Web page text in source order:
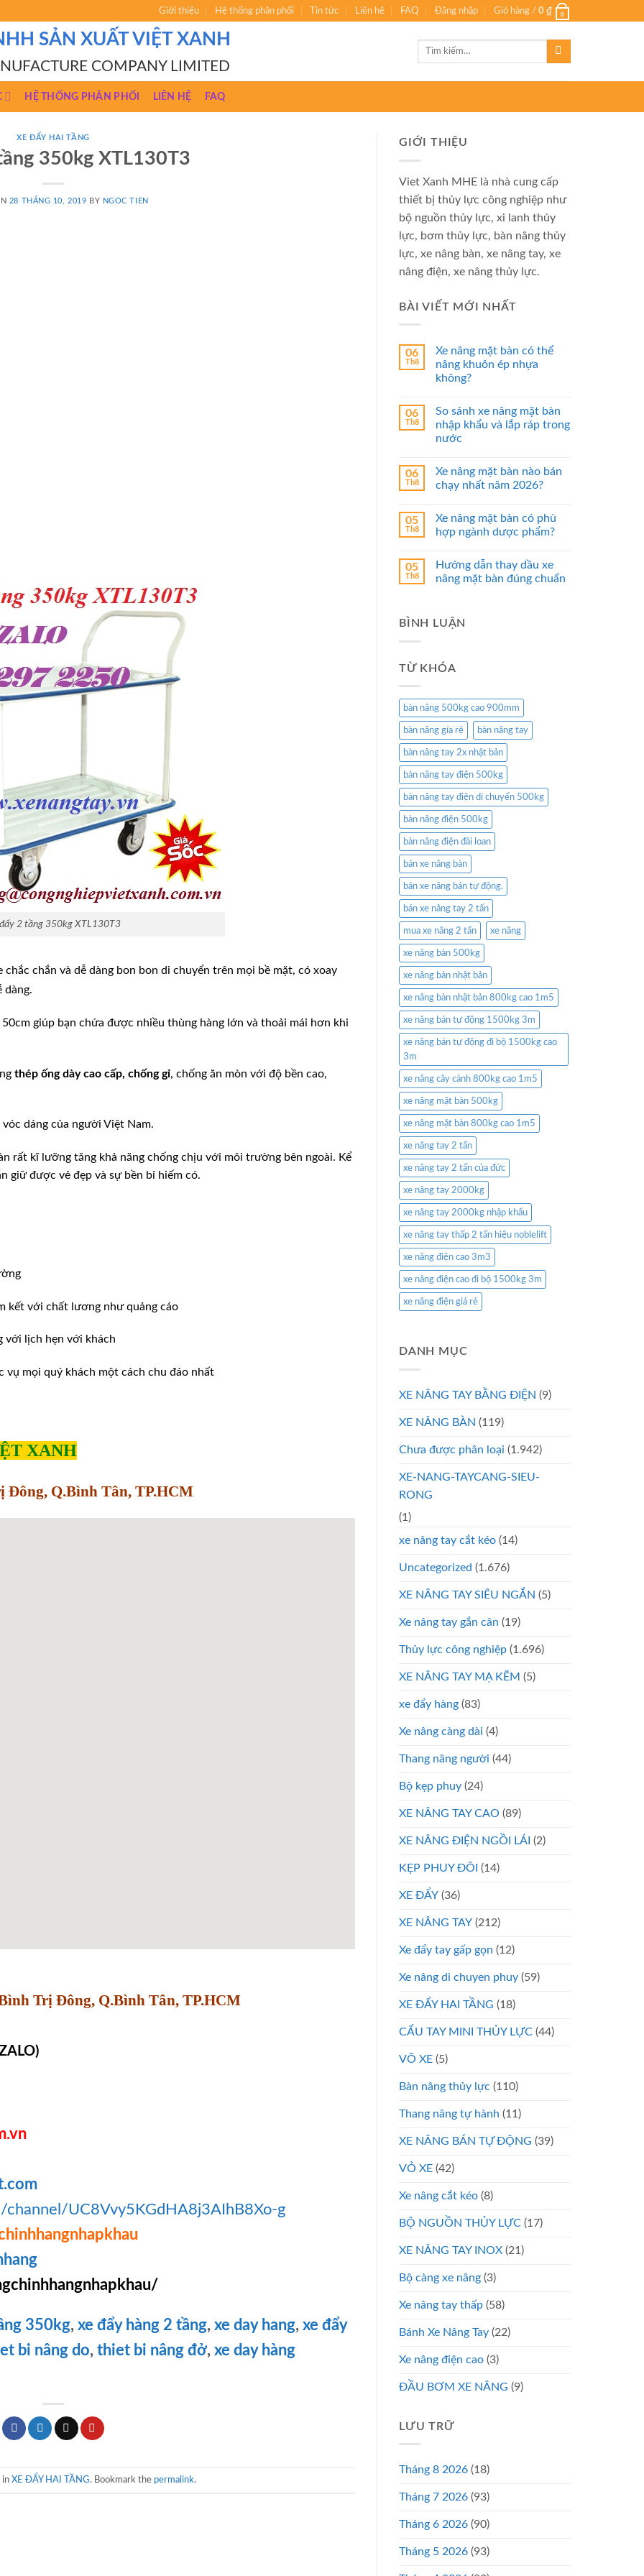
Giới thiệu Hệ thống phân phối Tin tức Liên hệ FAQ Đăng nhập Giỏ hàng / 0 ₫ 0
SẢN XUẤT VIỆT XANH
COMPANY LIMITED
Tìm
HỆ THỐNG PHÂN PHỐI LIÊN HỆ FAQ
XE ĐẨY HAI TẦNG
350kg XTL130T3
28 THÁNG 10, 2019 BY NGOC TIEN
2 tầng 350kg XTL130T3
chắc chắn và dễ dàng bon bon di chuyển trên mọi bề mặt, có xoay
dàng.
giúp bạn chứa được nhiều thùng hàng lớn và thoải mái hơn khi
thép ống dày cao cấp, chống gỉ, chống ăn mòn với độ bền cao,
dáng của người Việt Nam.
rất kĩ lưỡng tăng khả năng chống chịu với môi trường bên ngoài. Kể
giữ được vẻ đẹp và sự bền bỉ hiếm có.
kết với chất lương như quảng cáo
với lịch hẹn với khách
vụ mọi quý khách một cách chu đáo nhất
XANH
Đông, Q.Bình Tân, TP.HCM
Trị Đông, Q.Bình Tân, TP.HCM
UC8Vvy5KGdHA8j3AIhB8Xo-g
350kg, xe đẩy hàng 2 tầng, xe day hang, xe đẩy
bi nâng do, thiet bi nâng đở, xe day hàng
in XE ĐẨY HAI TẦNG. Bookmark the permalink.
GIỚI THIỆU
Viet Xanh MHE là nhà cung cấp
thiết bị thủy lực công nghiệp như
bộ nguồn thủy lực, xi lanh thủy
lực, bơm thủy lực, bàn nâng thủy
lực, xe nâng bàn, xe nâng tay, xe
nâng điện, xe nâng thủy lực.
BÀI VIẾT MỚI NHẤT
06
Th8
Xe nâng mặt bàn có thể
nâng khuôn ép nhựa
không?
06
Th8
So sánh xe nâng mặt bàn
nhập khẩu và lắp ráp trong
nước
06
Th8
Xe nâng mặt bàn nào bán
chạy nhất năm 2026?
05
Th8
Xe nâng mặt bàn có phù
hợp ngành dược phẩm?
05
Th8
Hướng dẫn thay dầu xe
nâng mặt bàn đúng chuẩn
BÌNH LUẬN
TỪ KHÓA
bàn nâng 500kg cao 900mm
bàn nâng gía rẻ bàn nâng tay
bàn nâng tay 2x nhật bản
bàn nâng tay điện 500kg
bàn nâng tay điện di chuyển 500kg
bàn nâng điện 500kg
bàn nâng điện đài loan
bán xe nâng bàn
bán xe nâng bán tự động.
bán xe nâng tay 2 tấn
mua xe nâng 2 tấn xe nâng
xe nâng bàn 500kg
xe nâng bàn nhật bản
xe nâng bàn nhật bản 800kg cao 1m5
xe nâng bán tự động 1500kg 3m
xe nâng bán tự động đi bộ 1500kg cao
3m
xe nâng cây cảnh 800kg cao 1m5
xe nâng mặt bàn 500kg
xe nâng mặt bàn 800kg cao 1m5
xe nâng tay 2 tấn
xe nâng tay 2 tấn của đức
xe nâng tay 2000kg
xe nâng tay 2000kg nhập khẩu
xe nâng tay thấp 2 tấn hiệu noblelift
xe nâng điện cao 3m3
xe nâng điện cao đi bộ 1500kg 3m
xe nâng điện giá rẻ
DANH MỤC
XE NÂNG TAY BẰNG ĐIỆN (9)
XE NÂNG BÀN (119)
Chưa được phân loại (1.942)
XE-NANG-TAYCANG-SIEU-
RONG
(1)
xe nâng tay cắt kéo (14)
Uncategorized (1.676)
XE NÂNG TAY SIÊU NGẮN (5)
Xe nâng tay gắn cân (19)
Thủy lực công nghiệp (1.696)
XE NÂNG TAY MẠ KẼM (5)
xe đẩy hàng (83)
Xe nâng càng dài (4)
Thang nâng người (44)
Bộ kẹp phuy (24)
XE NÂNG TAY CAO (89)
XE NÂNG ĐIỆN NGỒI LÁI (2)
KẸP PHUY ĐÔI (14)
XE ĐẨY (36)
XE NÂNG TAY (212)
Xe đẩy tay gấp gọn (12)
Xe nâng di chuyen phuy (59)
XE ĐẨY HAI TẦNG (18)
CẨU TAY MINI THỦY LỰC (44)
VÕ XE (5)
Bàn nâng thủy lực (110)
Thang nâng tự hành (11)
XE NÂNG BÁN TỰ ĐỘNG (39)
VỎ XE (42)
Xe nâng cắt kéo (8)
BỘ NGUỒN THỦY LỰC (17)
XE NÂNG TAY INOX (21)
Bộ càng xe nâng (3)
Xe nâng tay thấp (58)
Bánh Xe Nâng Tay (22)
Xe nâng điện cao (3)
ĐẦU BƠM XE NÂNG (9)
LƯU TRỮ
Tháng 8 2026 (18)
Tháng 7 2026 (93)
Tháng 6 2026 (90)
Tháng 5 2026 (93)